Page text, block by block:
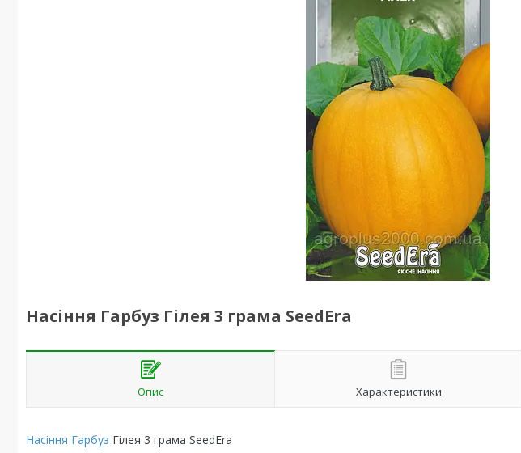
Насіння Гарбуз Гілея 3 грама SeedEra
Опис Характеристики
Насіння Гарбуз Гілея 3 грама SeedEra